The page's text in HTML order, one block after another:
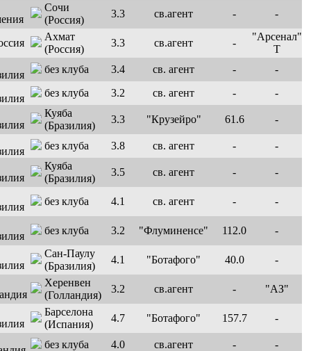
Сочи
(Россия)
3.3 св.агент - -
Ахмат
(Россия)
3.3 св.агент -
"Арсенал"
Т
без клуба 3.4 св. агент -
-
без клуба 3.2 св. агент - -
Куяба
(Бразилия)
3.3 "Крузейро" 61.6 -
без клуба 3.8 св. агент - -
Куяба
(Бразилия)
3.5 св. агент - -
без клуба 4.1 св. агент - -
без клуба 3.2 "Флуминенсе" 112.0 -
Сан-Паулу
(Бразилия)
4.1 "Ботафого" 40.0 -
Херенвен
(Голландия)
3.2 св.агент - "АЗ"
Барселона
(Испания)
4.7 "Ботафого" 157.7 -
без клуба 4.0 св.агент -
-